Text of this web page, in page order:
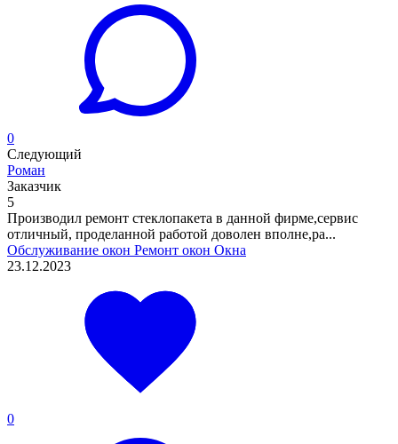
0
Следующий
Роман
Заказчик
5
Производил ремонт стеклопакета в данной фирме,сервис
отличный, проделанной работой доволен вполне,ра...
Обслуживание окон Ремонт окон Окна
23.12.2023
0